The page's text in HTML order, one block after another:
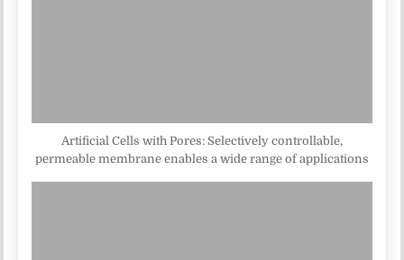
Artificial Cells with Pores: Selectively controllable,
permeable membrane enables a wide range of applications